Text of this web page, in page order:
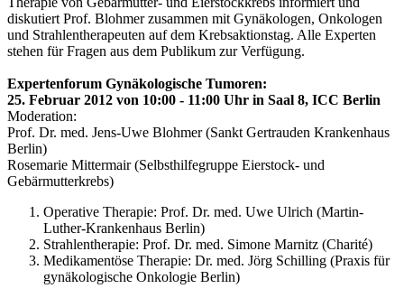
diskutiert Prof. Blohmer zusammen mit Gynäkologen, Onkologen
und Strahlentherapeuten auf dem Krebsaktionstag. Alle Experten
stehen für Fragen aus dem Publikum zur Verfügung.
Expertenforum Gynäkologische Tumoren:
25. Februar 2012 von 10:00 - 11:00 Uhr in Saal 8, ICC Berlin
Moderation:
Prof. Dr. med. Jens-Uwe Blohmer (Sankt Gertrauden Krankenhaus
Berlin)
Rosemarie Mittermair (Selbsthilfegruppe Eierstock- und
Gebärmutterkrebs)
Operative Therapie: Prof. Dr. med. Uwe Ulrich (Martin-
Luther-Krankenhaus Berlin)
Strahlentherapie: Prof. Dr. med. Simone Marnitz (Charité)
Medikamentöse Therapie: Dr. med. Jörg Schilling (Praxis für
gynäkologische Onkologie Berlin)